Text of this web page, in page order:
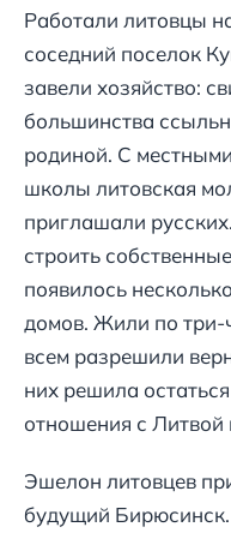
Работали литовцы
соседний поселок
завели хозяйство:
большинства
родиной. С
школы литовская
приглашали
строить
появилось
домов. Жили по три-
всем разрешили
них решила
отношения с Литвой
Эшелон литовцев
будущий